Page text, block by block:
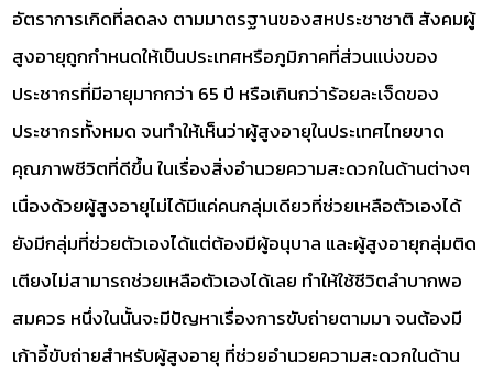
อัตราการเกิดที่ลดลง ตามมาตรฐานของสหประชาชาติ สังคมผู้
สูงอายุถูกกำหนดให้เป็นประเทศหรือภูมิภาคที่ส่วนแบ่งของ
ประชากรที่มีอายุมากกว่า 65 ปี หรือเกินกว่าร้อยละเจ็ดของ
ประชากรทั้งหมด จนทำให้เห็นว่าผู้สูงอายุในประเทศไทยขาด
คุณภาพชีวิตที่ดีขึ้น ในเรื่องสิ่งอำนวยความสะดวกในด้านต่างๆ
เนื่องด้วยผู้สูงอายุไม่ได้มีแค่คนกลุ่มเดียวที่ช่วยเหลือตัวเองได้
ยังมีกลุ่มที่ช่วยตัวเองได้แต่ต้องมีผู้อนุบาล และผู้สูงอายุกลุ่มติด
เตียงไม่สามารถช่วยเหลือตัวเองได้เลย ทำให้ใช้ชีวิตลำบากพอ
สมควร หนึ่งในนั้นจะมีปัญหาเรื่องการขับถ่ายตามมา จนต้องมี
เก้าอี้ขับถ่ายสำหรับผู้สูงอายุ ที่ช่วยอำนวยความสะดวกในด้าน